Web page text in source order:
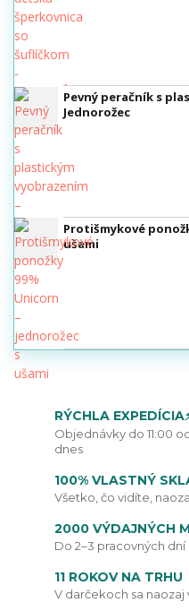
Pevný peračník s
Jednorožec
Protišmykové
ušami
RÝCHLA
Objednávky do 11:00
dnes
100% VLASTNÝ
Všetko, čo vidíte,
2000 VÝDAJNÝCH
Do 2–3 pracovných
11 ROKOV NA TRHU
V darčekoch sa naozaj